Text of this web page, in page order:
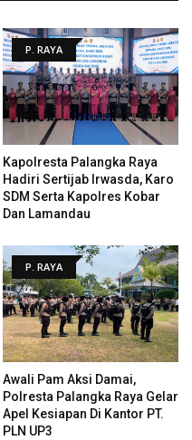
P. RAYA
Kapolresta Palangka Raya
Hadiri Sertijab Irwasda, Karo
SDM Serta Kapolres Kobar
Dan Lamandau
P. RAYA
Awali Pam Aksi Damai,
Polresta Palangka Raya Gelar
Apel Kesiapan Di Kantor PT.
PLN UP3